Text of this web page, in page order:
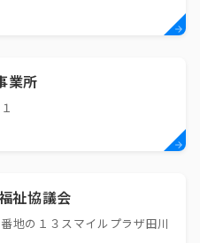
業所
祉協議会
地の１３スマイルプラザ田川